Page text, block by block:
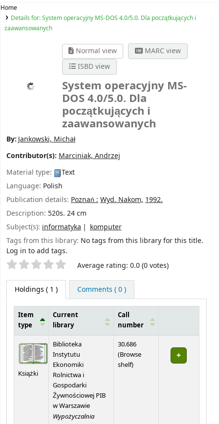
Home
Details for:System operacyjny MS-DOS 4.0/5.0. Dla początkujących i
zaawansowanych
Normal view
MARC view
ISBD view
System operacyjny MS-
DOS 4.0/5.0. Dla
początkujących i
zaawansowanych
By: Jankowski, Michał
Contributor(s): Marciniak, Andrzej
Material type:
Text
Language: Polish
Publication details: Poznań :Wyd. Nakom,1992.
Description: 520s. 24 cm
Subject(s): informatyka
komputer
Tags from this library: No tags from this library for this title.
Log in to add tags.
Star ratings Average rating: 0.0 (0 votes)
Holdings ( 1 ) Comments ( 0 )
Item
type
Current
library
Call
number
Książki
Biblioteka
Instytutu
Ekonomiki
Rolnictwa i
Gospodarki
Żywnościowej PIB
w Warszawie
Wypożyczalnia
30.686
(Browse
shelf(Opens below)
)